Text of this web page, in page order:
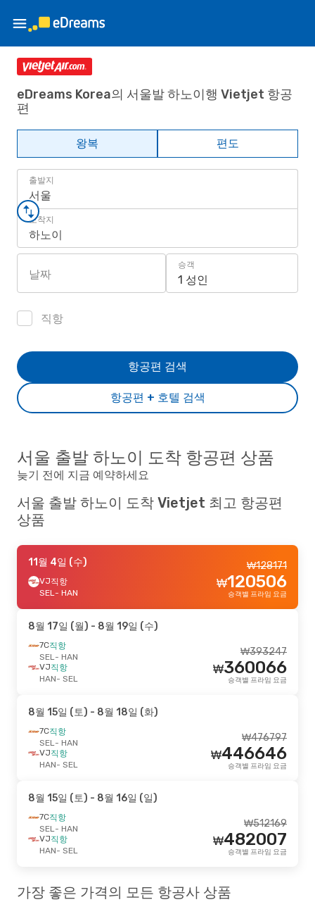
eDreams Korea의 서울발 하노이행 Vietjet 항공
편
왕복 편도
출발지
서울
도착지
하노이
날짜
승객
1 성인
직항
항공편 + 호텔 검색
항공편 검색
서울 출발 하노이 도착 항공편 상품
늦기 전에 지금 예약하세요
서울 출발 하노이 도착 Vietjet 최고 항공편
상품
11월 4일 (수)
VJ직항
SEL- HAN
128171
₩
120506
₩
승객별 프라임 요금
8월 17일 (월) - 8월 19일 (수)
7C직항
SEL- HAN
VJ직항
HAN- SEL
393247
₩
360066
₩
승객별 프라임 요금
8월 15일 (토) - 8월 18일 (화)
7C직항
SEL- HAN
VJ직항
HAN- SEL
476797
₩
446646
₩
승객별 프라임 요금
8월 15일 (토) - 8월 16일 (일)
7C직항
SEL- HAN
VJ직항
HAN- SEL
512169
₩
482007
₩
승객별 프라임 요금
가장 좋은 가격의 모든 항공사 상품